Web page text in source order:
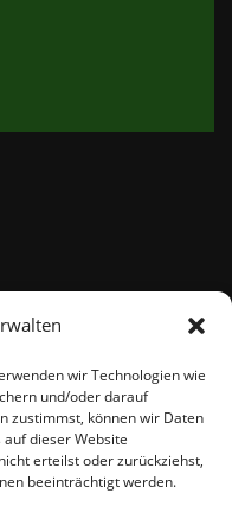
wir Technologien wie
und/oder darauf
zustimmst, können wir Daten
dieser Website
erteilst oder zurückziehst,
beeinträchtigt werden.